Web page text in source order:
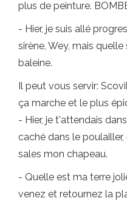
plus de peinture.
- Hier, je suis allé
sirène, Wey, mais
baleine.
Il peut vous servir:
ça marche et le plus
- Hier, je t'attendais
caché dans le
sales mon chapeau.
- Quelle est ma terre
venez et retournez la